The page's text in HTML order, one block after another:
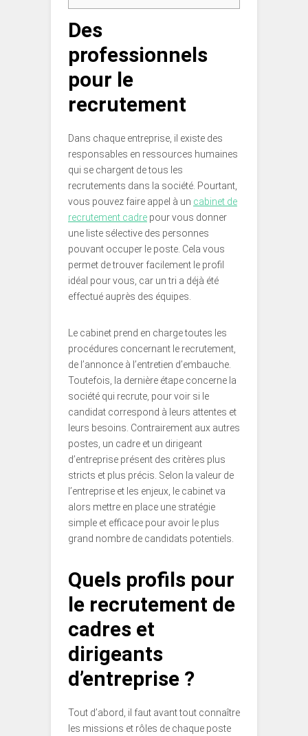
Des
professionnels
pour le
recrutement
Dans chaque entreprise, il existe des
responsables en ressources humaines
qui se chargent de tous les
recrutements dans la société. Pourtant,
vous pouvez faire appel à un cabinet de
recrutement cadre pour vous donner
une liste sélective des personnes
pouvant occuper le poste. Cela vous
permet de trouver facilement le profil
idéal pour vous, car un tri a déjà été
effectué auprès des équipes.
Le cabinet prend en charge toutes les
procédures concernant le recrutement,
de l’annonce à l’entretien d’embauche.
Toutefois, la dernière étape concerne la
société qui recrute, pour voir si le
candidat correspond à leurs attentes et
leurs besoins. Contrairement aux autres
postes, un cadre et un dirigeant
d’entreprise présent des critères plus
stricts et plus précis. Selon la valeur de
l’entreprise et les enjeux, le cabinet va
alors mettre en place une stratégie
simple et efficace pour avoir le plus
grand nombre de candidats potentiels.
Quels profils pour
le recrutement de
cadres et
dirigeants
d’entreprise ?
Tout d’abord, il faut avant tout connaître
les missions et rôles de chaque poste